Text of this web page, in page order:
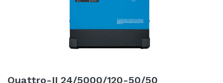
Quattro-II 24/5000/120-50/50